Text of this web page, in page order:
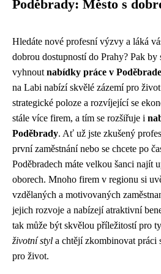
Poděbrady: Město s
Hledáte nové profesní výzvy a láká
dobrou dostupností do Prahy? Pak by
vyhnout nabídky práce v
na Labi nabízí skvělé zázemí pro
strategické poloze a rozvíjející se
stále více firem, a tím se rozšiřuje i
Poděbrady. Ať už jste zkušený
první zaměstnání nebo se chcete po
Poděbradech máte velkou šanci najít
oborech. Mnoho firem v regionu si
vzdělaných a motivovaných
jejich rozvoje a nabízejí atraktivní
tak může být skvělou příležitostí pro
životní styl a chtějí zkombinovat práci
pro život.